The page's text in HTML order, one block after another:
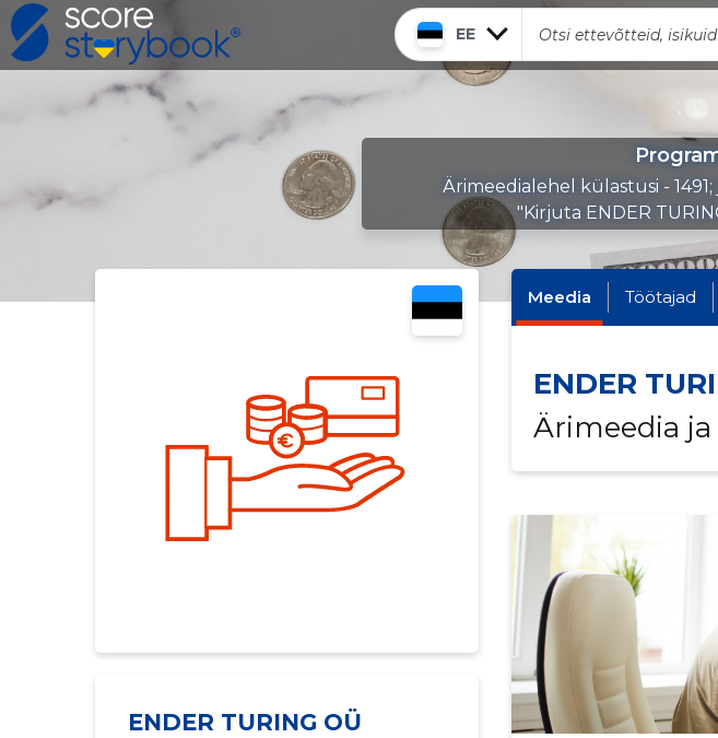
EE
Ärimeedialehel külastusi -
"Kirjuta ENDER
ENDER TURING OÜ
Meedia Töötajad
ENDER
Ärimeedia